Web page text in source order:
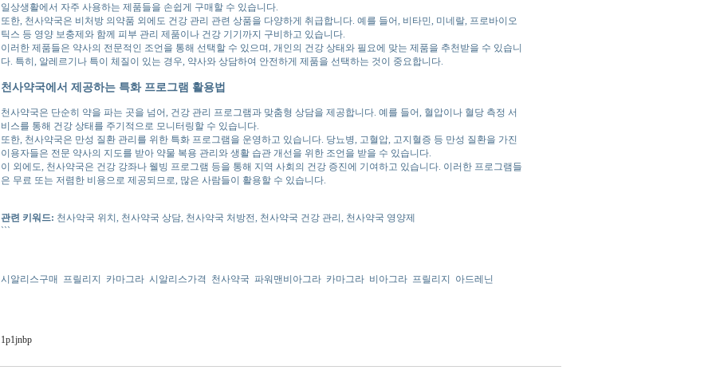
일상생활에서 자주 사용하는 제품들을 손쉽게 구매할 수 있습니다.
또한, 천사약국은 비처방 의약품 외에도 건강 관리 관련 상품을 다양하게 취급합니다. 예를 들어, 비타민, 미네랄, 프로바이오
틱스 등 영양 보충제와 함께 피부 관리 제품이나 건강 기기까지 구비하고 있습니다.
이러한 제품들은 약사의 전문적인 조언을 통해 선택할 수 있으며, 개인의 건강 상태와 필요에 맞는 제품을 추천받을 수 있습니
다. 특히, 알레르기나 특이 체질이 있는 경우, 약사와 상담하여 안전하게 제품을 선택하는 것이 중요합니다.
천사약국에서 제공하는 특화 프로그램 활용법
천사약국은 단순히 약을 파는 곳을 넘어, 건강 관리 프로그램과 맞춤형 상담을 제공합니다. 예를 들어, 혈압이나 혈당 측정 서
비스를 통해 건강 상태를 주기적으로 모니터링할 수 있습니다.
또한, 천사약국은 만성 질환 관리를 위한 특화 프로그램을 운영하고 있습니다. 당뇨병, 고혈압, 고지혈증 등 만성 질환을 가진
이용자들은 전문 약사의 지도를 받아 약물 복용 관리와 생활 습관 개선을 위한 조언을 받을 수 있습니다.
이 외에도, 천사약국은 건강 강좌나 웰빙 프로그램 등을 통해 지역 사회의 건강 증진에 기여하고 있습니다. 이러한 프로그램들
은 무료 또는 저렴한 비용으로 제공되므로, 많은 사람들이 활용할 수 있습니다.
관련 키워드: 천사약국 위치, 천사약국 상담, 천사약국 처방전, 천사약국 건강 관리, 천사약국 영양제
```
시알리스구매 프릴리지 카마그라 시알리스가격 천사약국 파워맨비아그라 카마그라 비아그라 프릴리지 아드레닌
1p1jnbp